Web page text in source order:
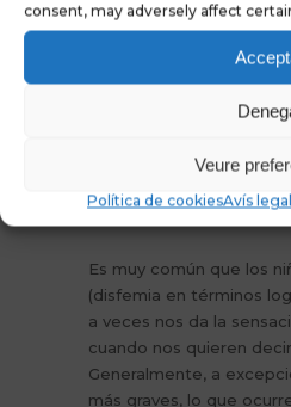
consent, may adversely affect
Veure
Política de cookiesAvís
10 DE JULIOL DE 2007
Mi hij@
hacer
Es muy común que los
(disfemia en términos
a veces nos da la
cuando nos quieren
Generalmente, a
más graves, lo que